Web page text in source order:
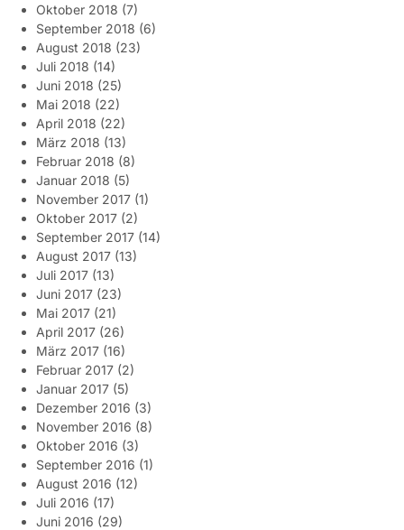
Oktober 2018 (7)
September 2018 (6)
August 2018 (23)
Juli 2018 (14)
Juni 2018 (25)
Mai 2018 (22)
April 2018 (22)
März 2018 (13)
Februar 2018 (8)
Januar 2018 (5)
November 2017 (1)
Oktober 2017 (2)
September 2017 (14)
August 2017 (13)
Juli 2017 (13)
Juni 2017 (23)
Mai 2017 (21)
April 2017 (26)
März 2017 (16)
Februar 2017 (2)
Januar 2017 (5)
Dezember 2016 (3)
November 2016 (8)
Oktober 2016 (3)
September 2016 (1)
August 2016 (12)
Juli 2016 (17)
Juni 2016 (29)